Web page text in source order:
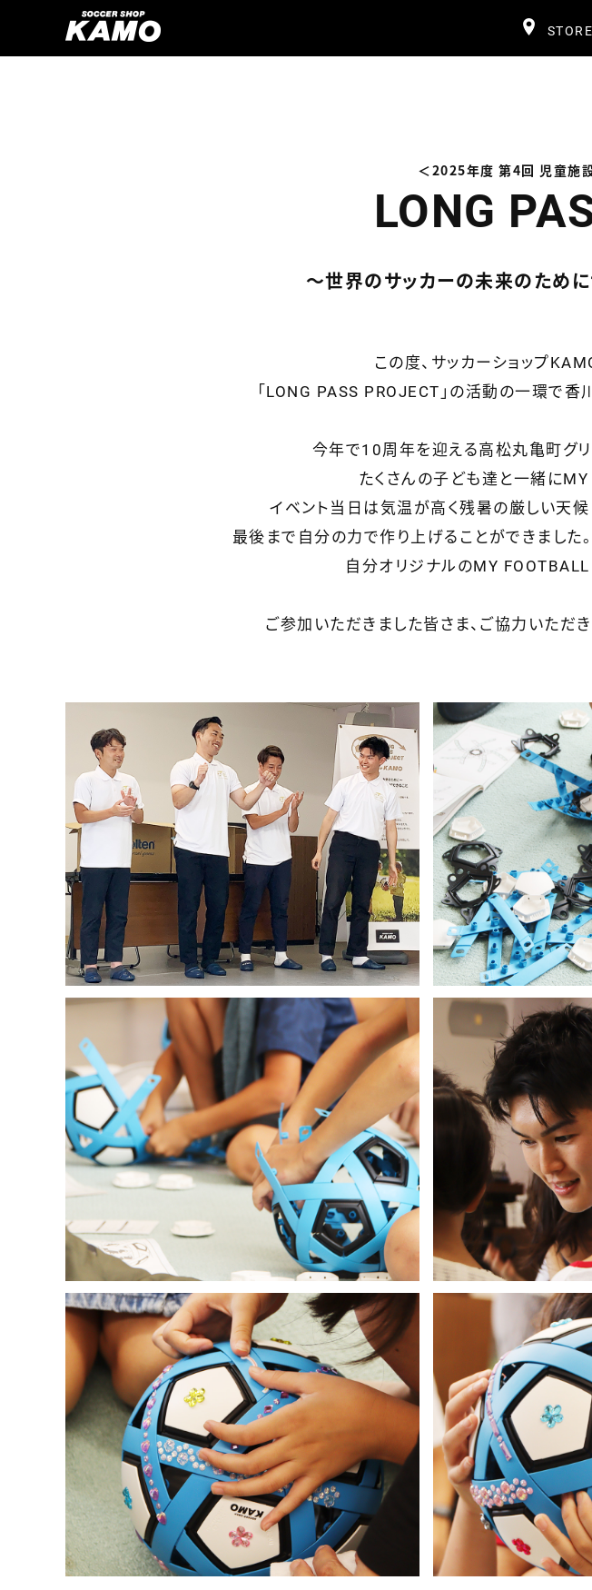
STORE
＜2025年度 第4回 児童施
LONG
～世界のサッカーの未来のために
この度、サッカーショップ
「LONG PASS PROJECT」の活動の一環で
今年で10周年を迎える高松丸亀町グリ
たくさんの子ども達と一緒に
イベント当日は気温が高く残暑の厳しい天
最後まで自分の力で作り上げることができました
自分オリジナルのMY
ご参加いただきました皆さま、ご協力いただ